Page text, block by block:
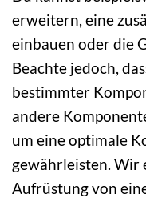
erweitern, eine
einbauen oder die
Beachte jedoch,
bestimmter
andere
um eine optimale
gewährleisten. Wir
Aufrüstung von